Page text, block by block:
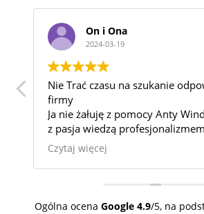
Katarzyna sielska
2024-03-06
Wspaniałą Kancelaria!
miałam kontakt. Pomogli mi w
która wydawała się
powodowala u mnie ogromny
100%.
Bardzo jestem wdzięczna za
okazaną cierpliwość.
Tę Kancelarie mogę wszystkim
całym sercem.
Czytaj więcej
Ogólna ocena Google 4.9/5, na